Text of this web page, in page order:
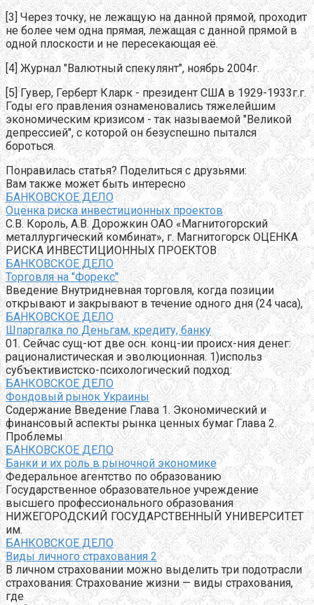
[3] Через точку, не лежащую на данной прямой, проходит
не более чем одна прямая, лежащая с данной прямой в
одной плоскости и не пересекающая её.
[4] Журнал "Валютный спекулянт", ноябрь 2004г.
[5] Гувер, Герберт Кларк - президент США в 1929-1933г.г.
Годы его правления ознаменовались тяжелейшим
экономическим кризисом - так называемой "Великой
депрессией", с которой он безуспешно пытался
бороться.
Понравилась статья? Поделиться с друзьями:
Вам также может быть интересно
БАНКОВСКОЕ ДЕЛО
Оценка риска инвестиционных проектов
С.В. Король, А.В. Дорожкин ОАО «Магнитогорский
металлургический комбинат», г. Магнитогорск ОЦЕНКА
РИСКА ИНВЕСТИЦИОННЫХ ПРОЕКТОВ
БАНКОВСКОЕ ДЕЛО
Торговля на "Форекс"
Введение Внутридневная торговля, когда позиции
открывают и закрывают в течение одного дня (24 часа),
БАНКОВСКОЕ ДЕЛО
Шпаргалка по Деньгам, кредиту, банку
01. Сейчас сущ-ют две осн. конц-ии происх-ния денег:
рационалистическая и эволюционная. 1)использ
субъективистско-психологический подход:
БАНКОВСКОЕ ДЕЛО
Фондовый рынок Украины
Содержание Введение Глава 1. Экономический и
финансовый аспекты рынка ценных бумаг Глава 2.
Проблемы
БАНКОВСКОЕ ДЕЛО
Банки и их роль в рыночной экономике
Федеральное агентство по образованию
Государственное образовательное учреждение
высшего профессионального образования
НИЖЕГОРОДСКИЙ ГОСУДАРСТВЕННЫЙ УНИВЕРСИТЕТ
им.
БАНКОВСКОЕ ДЕЛО
Виды личного страхования 2
В личном страховании можно выделить три подотрасли
страхования: Страхование жизни — виды страхования,
где